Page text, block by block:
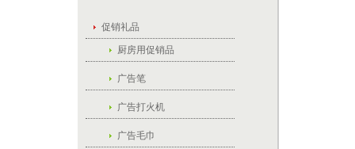
促销礼品
厨房用促销品
广告笔
广告打火机
广告毛巾